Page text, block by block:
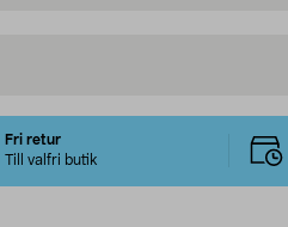
Fri retur
Till valfri butik